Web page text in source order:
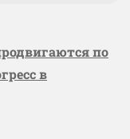
по
в